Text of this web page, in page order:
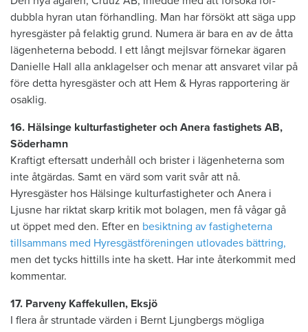
dubbla hyran utan förhandling. Man har försökt att säga upp
hyresgäster på felaktig grund. Numera är bara en av de åtta
lägenheterna bebodd. I ett långt mejlsvar förnekar ägaren
Danielle Hall alla anklagelser och menar att ansvaret vilar på
före detta hyresgäster och att Hem & Hyras rapportering är
osaklig.
16. Hälsinge kulturfastigheter och Anera fastighets AB,
Söderhamn
Kraftigt eftersatt underhåll och brister i ­lägenheterna som
inte åtgärdas. Samt en värd som varit svår att nå.
Hyresgäster hos Hälsinge kulturfastigheter och Anera i
Ljusne har riktat skarp kritik mot bolagen, men få vågar gå
ut öppet med den. Efter en ­besiktning av fastigheterna
tillsammans med Hyresgästföreningen utlovades bättring,
men det tycks hittills inte ha skett. Har inte återkommit med
kommentar.
17. Parveny Kaffekullen, Eksjö
I flera år struntade värden i Bernt ­Ljungbergs mögliga